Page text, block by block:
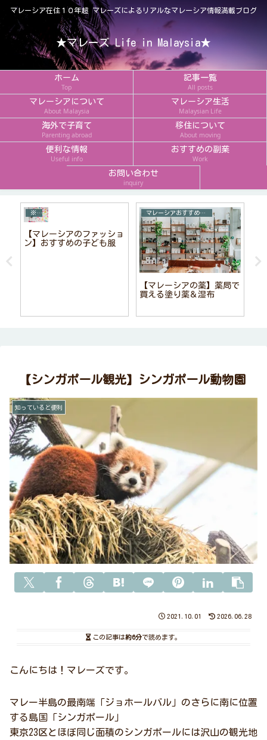
マレーシア在住１０年超 マレーズによるリアルなマレーシア情報満載ブログ
★マレーズ Life in Malaysia★
ホーム
Top
記事一覧
All posts
マレーシアについて
About Malaysia
マレーシア生活
Malaysian Life
海外で子育て
Parenting abroad
移住について
About moving
便利な情報
Useful info
おすすめの副業
Work
お問い合わせ
inquiry
※現地調達がいいもの
【マレーシアのファッショ
ン】おすすめの子ども服
マレーシアおすすめお土産
【マレーシアの薬】薬局で
買える塗り薬＆湿布
【シンガポール観光】シンガポール動物園
知っていると便利
2021.10.01 2026.06.28
この記事は約6分で読めます。
こんにちは！マレーズです。
マレー半島の最南端「ジョホールバル」のさらに南に位置
する島国「シンガポール」
東京23区とほぼ同じ面積のシンガポールには沢山の観光地